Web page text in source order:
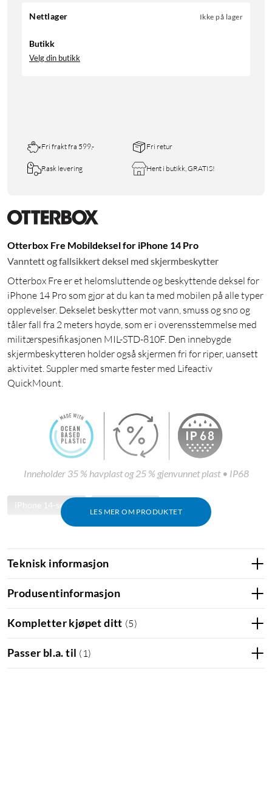
Nettlager Ikke på lager
Butikk
Velg din butikk
Fri frakt fra 599,- Fri retur
Rask levering Hent i butikk, GRATIS!
Otterbox Fre Mobildeksel for iPhone 14 Pro
Vanntett og fallsikkert deksel med skjermbeskytter
Otterbox Fre er et helomsluttende og beskyttende deksel for
iPhone 14 Pro som gjør at du kan ta med mobilen på alle typer
opplevelser. Dekselet beskytter mot vann, smuss og snø og
tåler fall fra 2 meters høyde, som er i overensstemmelse med
militærspesifikasjonen MIL-STD-810F. Den innebygde
skjermbeskytteren holder også skjermen fri for riper, uansett
aktivitet. Suppler med smarte fester med Lifeactiv
QuickMount.
LES MER OM PRODUKTET
Inneholder 35 % havplast og 25 % gjenvunnet plast • IP68
iPhone 14-serien
Teknisk informasjon
Produsentinformasjon
Kompletter kjøpet ditt (5)
Passer bl.a. til ( 1)